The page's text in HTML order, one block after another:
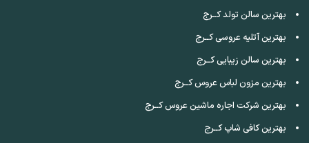
بهترین سالن تولد کــرج
بهترین آتلیه عروسی کــرج
بهترین سالن زیبایی کــرج
بهترین مزون لباس عروس کــرج
بهترین شرکت اجاره ماشین عروس کــرج
بهترین کافی شاپ کــرج